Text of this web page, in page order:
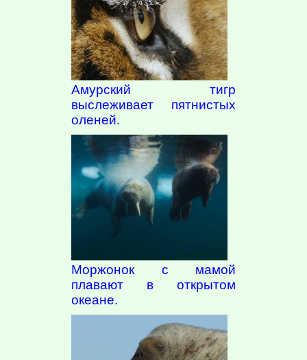
Амурский тигр
выслеживает пятнистых
оленей.
Моржонок с мамой
плавают в открытом
океане.